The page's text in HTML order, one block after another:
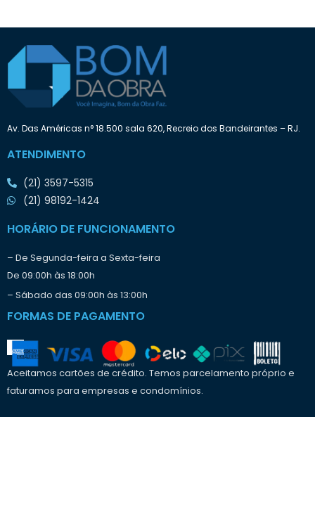
Av. Das Américas n° 18.500 sala 620, Recreio dos Bandeirantes – RJ.
ATENDIMENTO
(21) 3597-5315
(21) 98192-1424
HORÁRIO DE FUNCIONAMENTO
– De Segunda-feira a Sexta-feira
De 09:00h às 18:00h
– Sábado das 09:00h às 13:00h
FORMAS DE PAGAMENTO
Aceitamos cartões de crédito. Temos parcelamento próprio e
faturamos para empresas e condomínios.